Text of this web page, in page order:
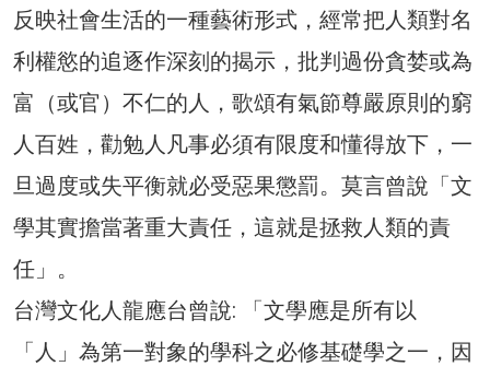
反映社會生活的一種藝術形式，經常把人類對名
利權慾的追逐作深刻的揭示，批判過份貪婪或為
富（或官）不仁的人，歌頌有氣節尊嚴原則的窮
人百姓，勸勉人凡事必須有限度和懂得放下，一
旦過度或失平衡就必受惡果懲罰。莫言曾說「文
學其實擔當著重大責任，這就是拯救人類的責
任」。
台灣文化人龍應台曾說: 「文學應是所有以
「人」為第一對象的學科之必修基礎學之一，因